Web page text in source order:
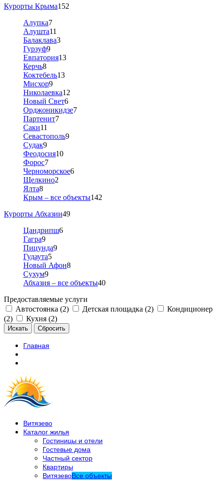
Курорты Крыма152
Алупка7
Алушта11
Балаклава3
Гурзуф9
Евпатория13
Керчь8
Коктебель13
Мисхор9
Николаевка12
Новый Свет6
Орджоникидзе7
Партенит7
Саки11
Севастополь9
Судак9
Феодосия10
Форос7
Черноморское6
Щелкино2
Ялта8
Крым – все объекты142
Курорты Абхазии49
Цандрипш6
Гагра9
Пицунда9
Гудаута5
Новый Афон8
Сухум9
Абхазия – все объекты40
Предоставляемые услуги
Автостоянка (2)
Детская площадка (2)
Кондиционер
(2)
Кухня (2)
Главная
Витязево
Каталог жилья
Гостиницы и отели
Гостевые дома
Частный сектор
Квартиры
ВитязевоВсе объекты